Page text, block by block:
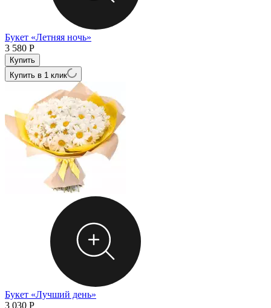
Букет «Летняя ночь»
3 580 Р
Купить в 1 клик
Букет «Лучший день»
3 030 Р